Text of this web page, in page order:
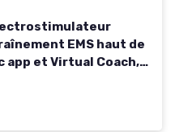
EMS haut de
app et Virtual Coach,